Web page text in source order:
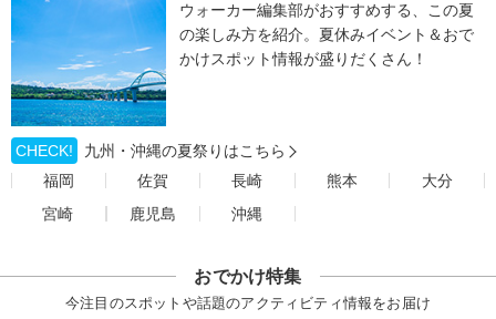
ウォーカー編集部がおすすめする、この夏
の楽しみ方を紹介。夏休みイベント＆おで
かけスポット情報が盛りだくさん！
CHECK!
九州・沖縄の夏祭りはこちら
福岡
佐賀 長崎 熊本
大分
宮崎
鹿児島 沖縄
おでかけ特集
今注目のスポットや話題のアクティビティ情報をお届け